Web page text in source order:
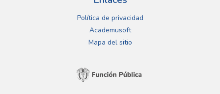
Política de privacidad
Academusoft
Mapa del sitio